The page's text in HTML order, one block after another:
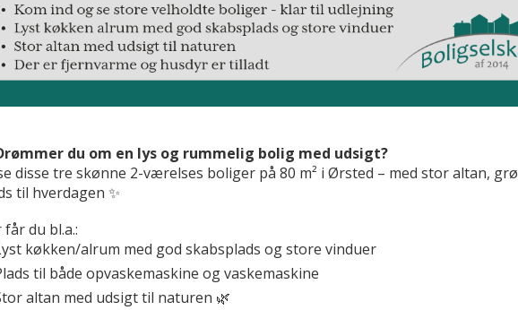
du om en lys og rummelig bolig med udsigt?
disse tre skønne 2-værelses boliger på 80 m² i Ørsted – med stor altan,
til hverdagen ✨
får du bl.a.:
køkken/alrum med god skabsplads og store vinduer
til både opvaskemaskine og vaskemaskine
altan med udsigt til naturen 🌿